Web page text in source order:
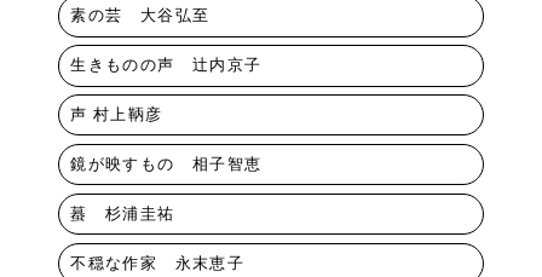
素の芸 大谷弘至
生きものの声 辻内京子
声 村上鞆彦
鏡が映すもの 相子智恵
蟇 杉浦圭祐
不穏な作家 永末恵子